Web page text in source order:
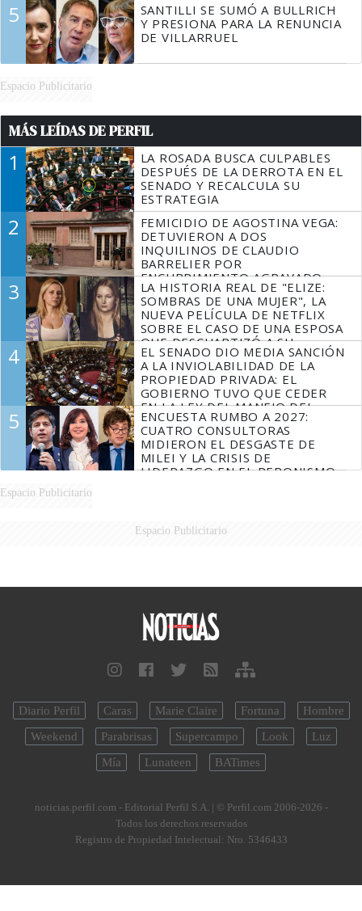
5
SANTILLI SE SUMÓ A BULLRICH
Y PRESIONA PARA LA RENUNCIA
DE VILLARRUEL
Espacio Publicitario
MÁS LEÍDAS DE PERFIL
1
LA ROSADA BUSCA CULPABLES
DESPUÉS DE LA DERROTA EN EL
SENADO Y RECALCULA SU
ESTRATEGIA
2
FEMICIDIO DE AGOSTINA VEGA:
DETUVIERON A DOS
INQUILINOS DE CLAUDIO
BARRELIER POR
ENCUBRIMIENTO AGRAVADO
3
LA HISTORIA REAL DE "ELIZE:
SOMBRAS DE UNA MUJER", LA
NUEVA PELÍCULA DE NETFLIX
SOBRE EL CASO DE UNA ESPOSA
QUE DESCUARTIZÓ A SU
MARIDO
4
EL SENADO DIO MEDIA SANCIÓN
A LA INVIOLABILIDAD DE LA
PROPIEDAD PRIVADA: EL
GOBIERNO TUVO QUE CEDER
EN LA LEY DEL MANEJO DEL
FUEGO
5
ENCUESTA RUMBO A 2027:
CUATRO CONSULTORAS
MIDIERON EL DESGASTE DE
MILEI Y LA CRISIS DE
LIDERAZGO EN EL PERONISMO
Espacio Publicitario
Espacio Publicitario
Diario Perfil Caras Marie Claire Fortuna
Hombre
Weekend
Parabrisas Supercampo Look
Luz
Mía
Lunateen BATimes
noticias.perfil.com - Editorial Perfil S.A. | © Perfil.com 2006-2026 -
Todos los derechos reservados
Registro de Propiedad Intelectual: Nro. 5346433